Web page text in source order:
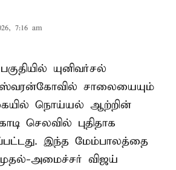
7:16 am
யுனிவர்சல்
சாலையையும்
நொய்யல் ஆற்றின்
செலவில் புதிதாக
இந்த மேம்பாலத்தை
அமைச்சர் விஜய்